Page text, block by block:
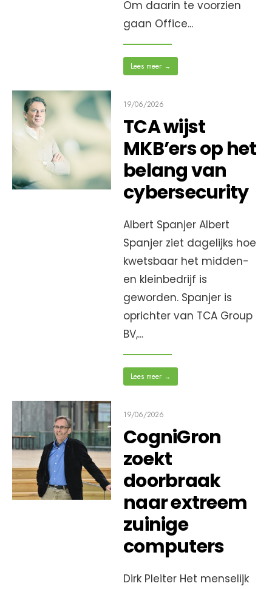
Om daarin te voorzien
gaan Office...
Lees meer →
19/06/2026
TCA wijst
MKB’ers op het
belang van
cybersecurity
Albert Spanjer Albert
Spanjer ziet dagelijks hoe
kwetsbaar het midden-
en kleinbedrijf is
geworden. Spanjer is
oprichter van TCA Group
BV,...
Lees meer →
19/06/2026
CogniGron
zoekt
doorbraak
naar extreem
zuinige
computers
Dirk Pleiter Het menselijk